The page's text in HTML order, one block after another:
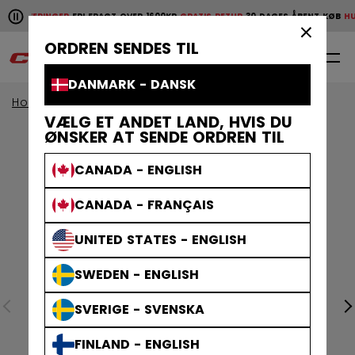
ORDREN SENDES TIL
DANMARK - DANSK
VÆLG ET ANDET LAND, HVIS DU
ØNSKER AT SENDE ORDREN TIL
CANADA - ENGLISH
CANADA - FRANÇAIS
UNITED STATES - ENGLISH
SWEDEN - ENGLISH
SVERIGE - SVENSKA
FINLAND - ENGLISH
Pause the horizontal scroll animation.
LEVERINGERFRI FRAGT OVER 1600KRGRATIS RETUR30 DAGES ÅBENT KØB
Hurtige leveringer Gratis retur 30
Home Klæder